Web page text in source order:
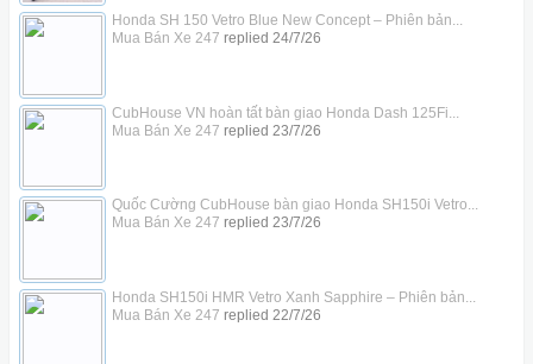
Honda SH 150 Vetro Blue New Concept – Phiên bản...
Mua Bán Xe 247 replied 24/7/26
CubHouse VN hoàn tất bàn giao Honda Dash 125Fi...
Mua Bán Xe 247 replied 23/7/26
Quốc Cường CubHouse bàn giao Honda SH150i Vetro...
Mua Bán Xe 247 replied 23/7/26
Honda SH150i HMR Vetro Xanh Sapphire – Phiên bản...
Mua Bán Xe 247 replied 22/7/26